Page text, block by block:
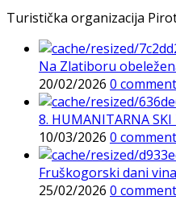
Turistička organizacija
Na Zlatiboru
20/02/2026 0 comment
8. HUMANITARNA SKI
10/03/2026 0 comment
Fruškogorski dani
25/02/2026 0 comment